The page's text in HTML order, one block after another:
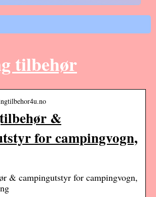
tilbehør
&
for campingvogn,
& campingutstyr for campingvogn,